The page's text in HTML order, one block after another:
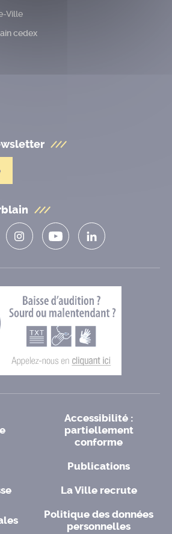
Ville
cedex
Accessibilité :
partiellement
conforme
Publications
La Ville recrute
Politique des données
personnelles